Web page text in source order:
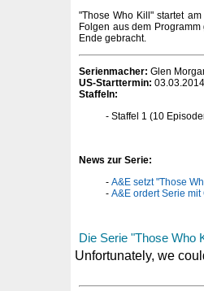
"Those Who Kill" startet
Folgen aus dem
Ende gebracht.
Serienmacher: Glen
US-Starttermin:
Staffeln:
Staffel 1 (10
News zur Serie:
A&E setzt "Those
A&E ordert Serie
Die Serie "Those Who